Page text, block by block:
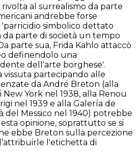
rivolta al surrealismo da parte
andrebbe forse
simbolico dettato
da parte di società un tempo
parte sua, Frida Kahlo attaccò
definendolo una
dell'arte borghese'.
vissuta partecipando alle
da André Breton (alla
York nel 1938, alla Renou
nel 1939 e alla Galería de
del Messico nel 1940) potrebbe
opinione, soprattutto se si
ebbe Breton sulla percezione
l'etichetta di